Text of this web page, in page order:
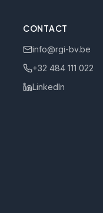
CONTACT
info@rgi-bv.be
+32 484 111 022
LinkedIn